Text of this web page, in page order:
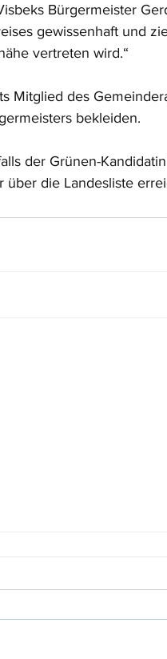
Bürgermeister
gewissenhaft und
vertreten wird.“
Mitglied des
bekleiden.
der Grünen-
über die Landesliste